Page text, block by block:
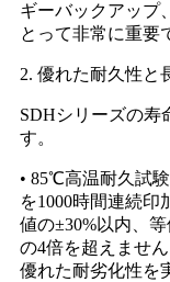
ギーバックアップ
とって非常に重要
2. 優れた耐久性と
SDHシリーズの寿
す。
• 85℃高温耐久試
を1000時間連続印
値の±30%以内、
の4倍を超えませ
優れた耐劣化性を